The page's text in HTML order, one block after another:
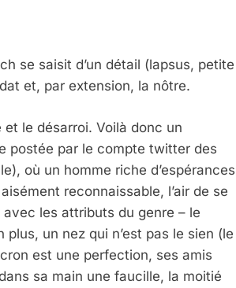
se saisit d’un détail (lapsus, petite
et, par extension, la nôtre.
le désarroi. Voilà donc un
postée par le compte twitter des
où un homme riche d’espérances
reconnaissable, l’air de se
les attributs du genre – le
un nez qui n’est pas le sien (le
est une perfection, ses amis
sa main une faucille, la moitié